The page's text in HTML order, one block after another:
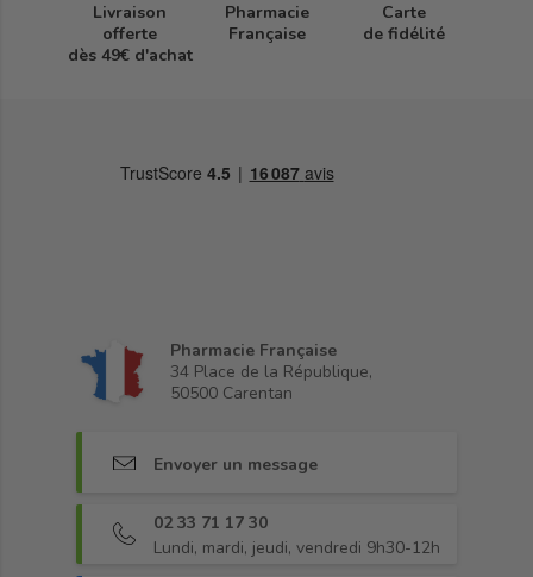
Livraison
offerte
dès 49€ d'achat
Pharmacie
Française
Carte
de fidélité
Pharmacie Française
34 Place de la République,
50500 Carentan
Envoyer un message
02 33 71 17 30
Lundi, mardi, jeudi, vendredi 9h30-12h